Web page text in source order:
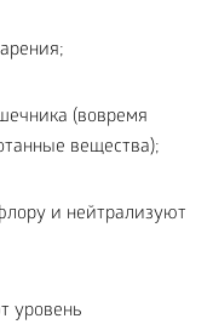
(вовремя
вещества);
и нейтрализуют
уровень